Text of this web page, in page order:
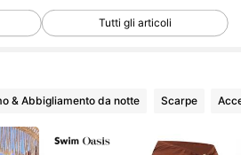
Tutti gli articoli
& Abbigliamento da notte Scarpe